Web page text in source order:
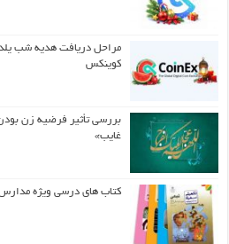
مراحل دریافت هدیه شب
کوینکس
بررسی تأثیر فرضیه زن
غایب»
کتاب های درسی ویژه